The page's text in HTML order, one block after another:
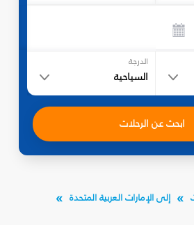
الدرجة
السياحية
ابحث عن الرحلات
إلى الإمارات العربية المتحدة